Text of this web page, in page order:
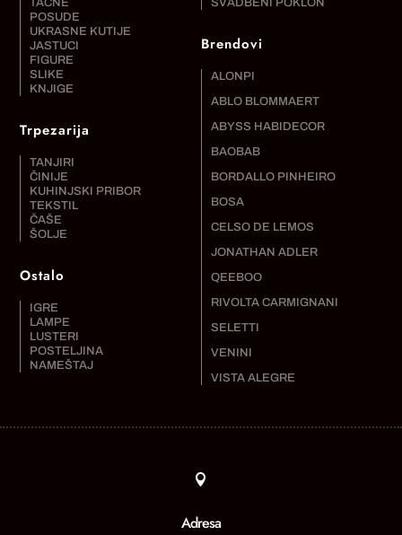
POSUDE
UKRASNE KUTIJE
JASTUCI
FIGURE
SLIKE
KNJIGE
Trpezarija
TANJIRI
ČINIJE
KUHINJSKI PRIBOR
TEKSTIL
ČAŠE
ŠOLJE
Ostalo
IGRE
LAMPE
LUSTERI
POSTELJINA
NAMEŠTAJ
Brendovi
ALONPI
ABLO BLOMMAERT
ABYSS HABIDECOR
BAOBAB
BORDALLO PINHEIRO
BOSA
CELSO DE LEMOS
JONATHAN ADLER
QEEBOO
RIVOLTA CARMIGNANI
SELETTI
VENINI
VISTA ALEGRE

Adresa